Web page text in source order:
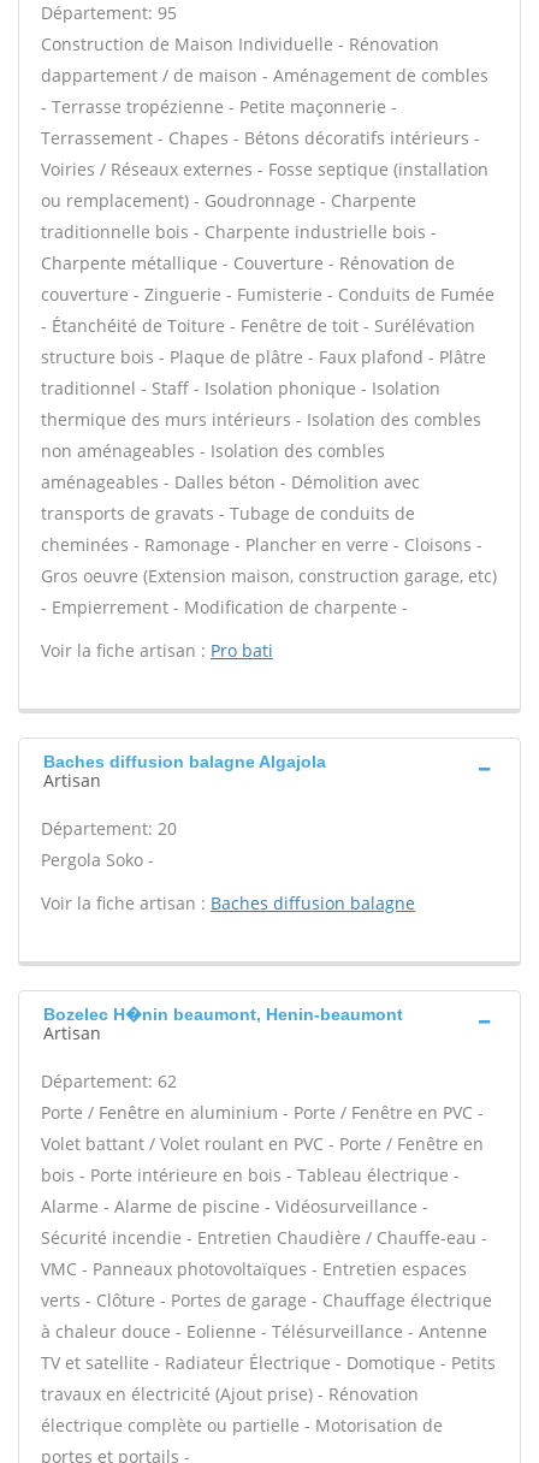
Département: 95
Construction de Maison Individuelle - Rénovation
dappartement / de maison - Aménagement de combles
- Terrasse tropézienne - Petite maçonnerie -
Terrassement - Chapes - Bétons décoratifs intérieurs -
Voiries / Réseaux externes - Fosse septique (installation
ou remplacement) - Goudronnage - Charpente
traditionnelle bois - Charpente industrielle bois -
Charpente métallique - Couverture - Rénovation de
couverture - Zinguerie - Fumisterie - Conduits de Fumée
- Étanchéité de Toiture - Fenêtre de toit - Surélévation
structure bois - Plaque de plâtre - Faux plafond - Plâtre
traditionnel - Staff - Isolation phonique - Isolation
thermique des murs intérieurs - Isolation des combles
non aménageables - Isolation des combles
aménageables - Dalles béton - Démolition avec
transports de gravats - Tubage de conduits de
cheminées - Ramonage - Plancher en verre - Cloisons -
Gros oeuvre (Extension maison, construction garage, etc)
- Empierrement - Modification de charpente -
Voir la fiche artisan : Pro bati
Baches diffusion balagne Algajola
Artisan
Département: 20
Pergola Soko -
Voir la fiche artisan : Baches diffusion balagne
Bozelec H�nin beaumont, Henin-beaumont
Artisan
Département: 62
Porte / Fenêtre en aluminium - Porte / Fenêtre en PVC -
Volet battant / Volet roulant en PVC - Porte / Fenêtre en
bois - Porte intérieure en bois - Tableau électrique -
Alarme - Alarme de piscine - Vidéosurveillance -
Sécurité incendie - Entretien Chaudière / Chauffe-eau -
VMC - Panneaux photovoltaïques - Entretien espaces
verts - Clôture - Portes de garage - Chauffage électrique
à chaleur douce - Eolienne - Télésurveillance - Antenne
TV et satellite - Radiateur Électrique - Domotique - Petits
travaux en électricité (Ajout prise) - Rénovation
électrique complète ou partielle - Motorisation de
portes et portails -